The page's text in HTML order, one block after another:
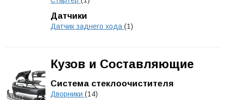
Датчики
Датчик заднего хода (1)
Кузов и Составляющие
Система стеклоочистителя
Дворники (14)